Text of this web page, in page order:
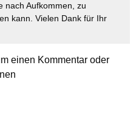
nach Aufkommen, zu
kann. Vielen Dank für Ihr
einen Kommentar oder